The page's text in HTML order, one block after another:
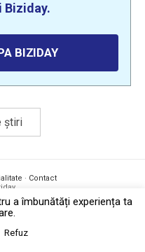
Biziday.
BIZIDAY
știri
· Contact
a îmbunătăți experiența ta
Refuz